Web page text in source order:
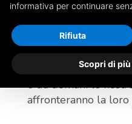
Giornate di
farebbe piacere
dell’avventura che
Campionati
Sono terminate le
e da domani le
affronteranno la loro
informativa per continuare
Scopri di
Rifiuta